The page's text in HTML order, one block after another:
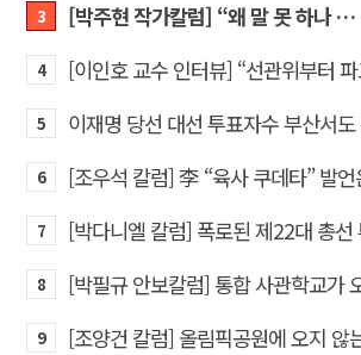
3
4
5 이재명 당선 대선 투표자수 부산서
6 [조우석 칼럼] 李 “육사 쿠데타” 발
7
8
9